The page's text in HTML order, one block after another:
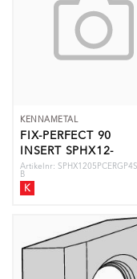
KENNAMETAL
FIX-PERFECT 90
INSERT SPHX12-
GP4S
Artikelnr:
B
K